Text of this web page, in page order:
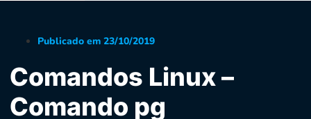
Publicado em 23/10/2019
Comandos Linux –
Comando pg